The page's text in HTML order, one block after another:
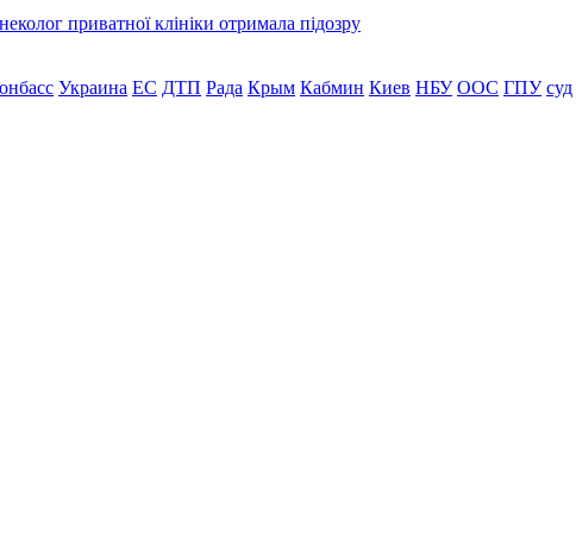
приватної клініки отримала підозру
Украина ЕС ДТП Рада Крым Кабмин Киев НБУ ООС ГПУ суд